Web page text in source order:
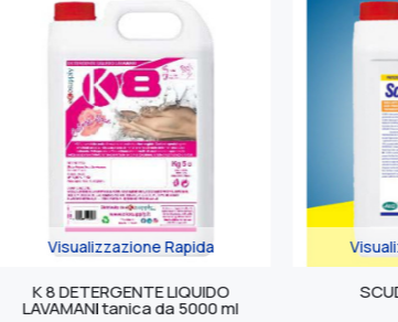
5000 ml
Visualizzazione Rapida
SCUDO tanica 5 kg